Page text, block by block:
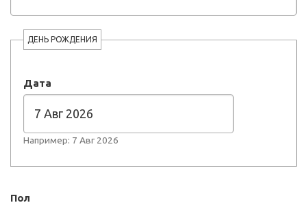
ДЕНЬ РОЖДЕНИЯ
Дата
Например: 7 Авг 2026
Пол